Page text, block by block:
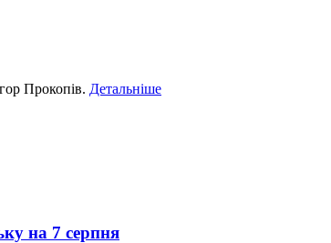
Прокопів. Детальніше
на 7 серпня